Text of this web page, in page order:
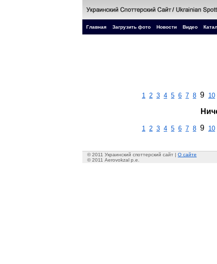
Главная Загрузить фото Новости Видео
1 2 3 4 5 6 7 8 9 10
1 2 3 4 5 6 7 8 9 10
© 2011 Украинский споттерский сайт | О сайте
© 2011 Aerovokzal p.e.